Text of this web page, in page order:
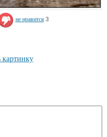
не нравится 3
картинку